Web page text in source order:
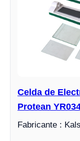
Celda de
Protean
Fabricante :